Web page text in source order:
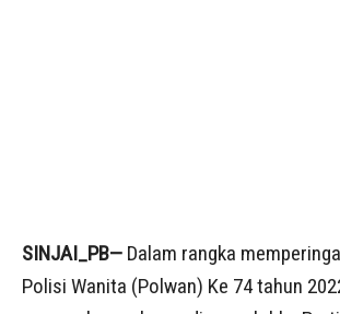
SINJAI_PB— Dalam rangka
Polisi Wanita (Polwan) Ke 74 tahun